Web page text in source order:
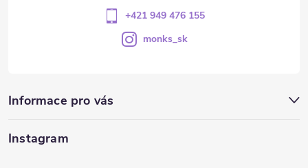
Informace pro vás
+421 949 476 155
monks_sk
Instagram